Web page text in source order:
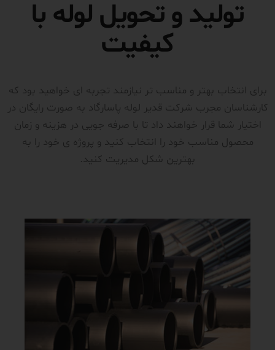
تولید و تحویل لوله با
کیفیت
برای انتخاب بهتر و مناسب تر نیازمند تجربه ای خواهید بود که
کارشناسان مجرب شرکت قدیر لوله پاسارگاد به صورت رایگان در
اختیار شما قرار خواهند داد تا با صرفه جویی در هزینه و زمان
محصول مناسب خود را انتخاب کنید و پروژه ی خود را به
بهترین شکل مدیریت کنید.